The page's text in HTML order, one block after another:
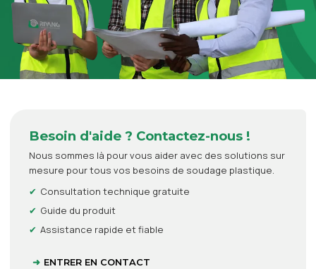
Besoin d'aide ? Contactez-nous !
Nous sommes là pour vous aider avec des solutions sur
mesure pour tous vos besoins de soudage plastique.
Consultation technique gratuite
Guide du produit
Assistance rapide et fiable
ENTRER EN CONTACT